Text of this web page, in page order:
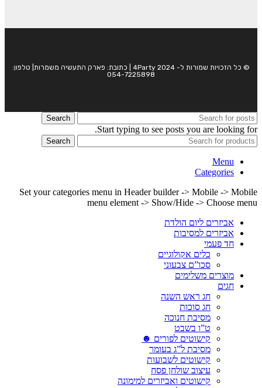
© כל הזכויות שמורות ל- 4Party 2024 | כתובת: פארק התעשיה משמרות| טלפון:
054-7225898
Search
Start typing to see posts you are looking for.
Search
Menu
Categories
Set your categories menu in Header builder -> Mobile -> Mobile
menu element -> Show/Hide -> Choose menu
אביזרים ליום הולדת
אביזרים למסיבות
חד פעמי
כלים אקולוגיים
סכו”ם צבעוני
מוצרים משלימים
חגים
חג ראש השנה
חג סוכות
מסיבת חנוכה
ט”ו בשבט
קישוטים לפורים ☻
מסיבת ל”ג בעומר
קישוטים לשבועות
עיצוב שולחן פסח
קישוטים ואביזרים למימונה